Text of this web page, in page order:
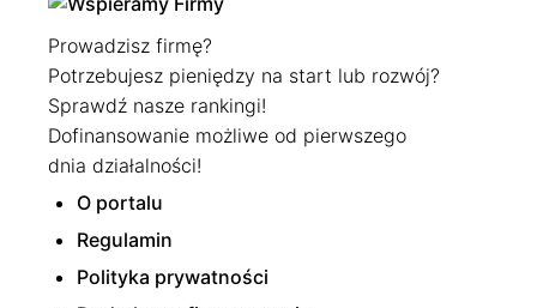
Prowadzisz firmę?
Potrzebujesz pieniędzy na start lub rozwój?
Sprawdź nasze rankingi!
Dofinansowanie możliwe od pierwszego
dnia działalności!
O portalu
Regulamin
Polityka prywatności